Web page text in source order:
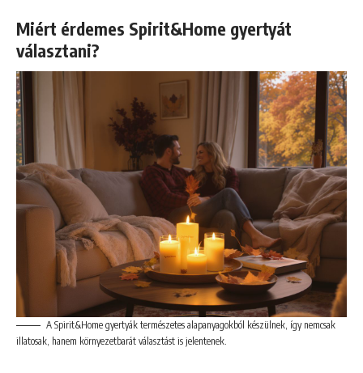
Miért érdemes Spirit&Home gyertyát
választani?
A Spirit&Home gyertyák természetes alapanyagokból készülnek, így nemcsak
illatosak, hanem környezetbarát választást is jelentenek.